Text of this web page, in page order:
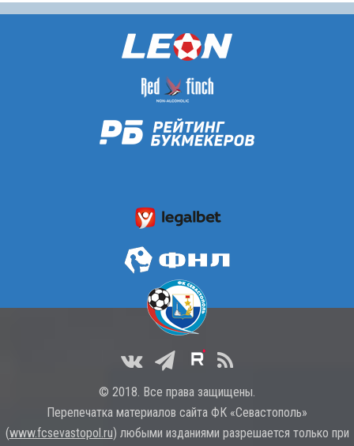
© 2018. Все права защищены.
Перепечатка материалов сайта ФК «Севастополь»
(www.fcsevastopol.ru) любыми изданиями разрешается только при